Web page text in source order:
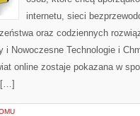
internetu, sieci
oraz codziennych
i Nowoczesne Technologie i
online zostaje pokazana w
[…]